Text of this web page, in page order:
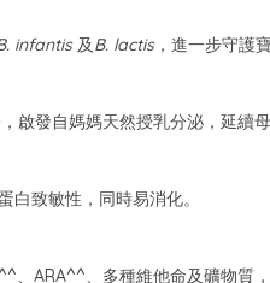
infantis及B. lactis，進一步守護
啟發自媽媽天然授乳分泌，延續母
白致敏性，同時易消化。
、ARA^^、多種維他命及礦物質，